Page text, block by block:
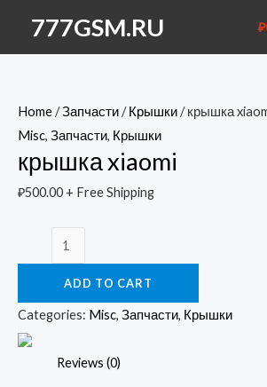
содержимому
777GSM.RU ₽
Home/Запчасти/Крышки/ крышка
Misc, Запчасти, Крышки
крышка xiaomi
₽500.00 + Free Shipping
xiaomi
quantityADD TO CART
Categories: Misc, Запчасти, Крышки
Reviews (0)